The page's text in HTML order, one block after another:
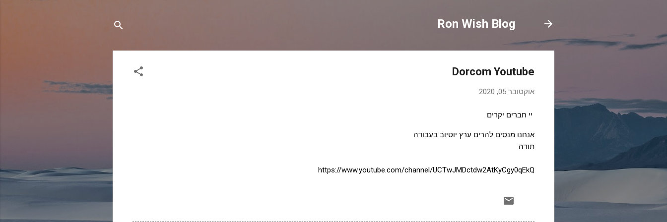
Ron Wish Blog
Dorcom Youtube
אוקטובר 05, 2020
יי חברים יקרים
אנחנו מנסים להרים ערץ יוטיוב בעבודה
תודה
https://www.youtube.com/channel/UCTwJMDctdw2AtKyCgy0qEkQ